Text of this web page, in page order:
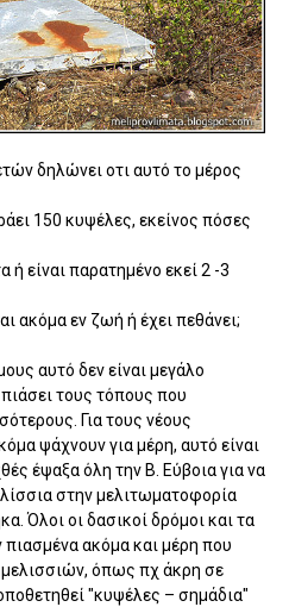
δηλώνει οτι αυτό το μέρος
150 κυψέλες, εκείνος πόσες
είναι παρατημένο εκεί 2 -3
ακόμα εν ζωή ή έχει πεθάνει;
αυτό δεν είναι μεγάλο
τους τόπους που
Για τους νέους
ψάχνουν για μέρη, αυτό είναι
έψαξα όλη την Β. Εύβοια για να
στην μελιτωματοφορία
Όλοι οι δασικοί δρόμοι και τα
ακόμα και μέρη που
όπως πχ άκρη σε
"κυψέλες – σημάδια"